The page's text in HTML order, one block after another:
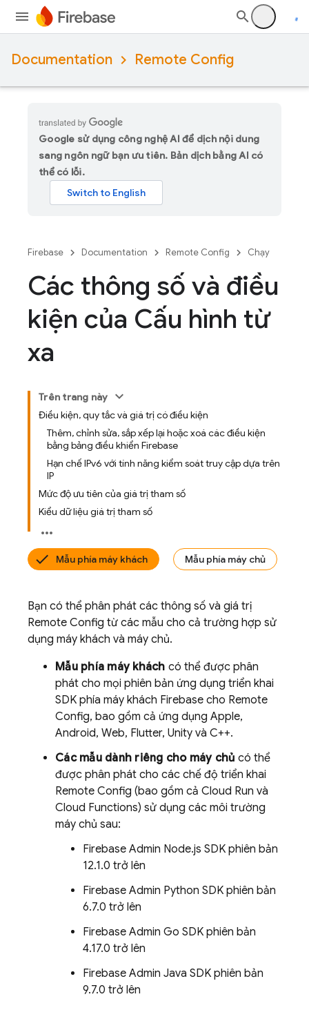
Documentation Remote Config
Google sử dụng công nghệ AI để dịch nội dung
sang ngôn ngữ bạn ưu tiên. Bản dịch bằng AI có
thể có lỗi.
Firebase Documentation Remote Config Chạy
Các thông số và điều
kiện của Cấu hình từ
xa
Trên trang này
Điều kiện, quy tắc và giá trị có điều kiện
Thêm, chỉnh sửa, sắp xếp lại hoặc xoá các điều kiện
bằng bảng điều khiển Firebase
Hạn chế IPv6 với tính năng kiểm soát truy cập dựa trên
IP
Mức độ ưu tiên của giá trị tham số
Kiểu dữ liệu giá trị tham số
Mẫu phía máy khách Mẫu phía máy chủ
Bạn có thể phân phát các thông số và giá trị
Remote Config từ các mẫu cho cả trường hợp sử
dụng máy khách và máy chủ.
Mẫu phía máy khách có thể được phân
phát cho mọi phiên bản ứng dụng triển khai
SDK phía máy khách Firebase cho Remote
Config, bao gồm cả ứng dụng Apple,
Android, Web, Flutter, Unity và C++.
Các mẫu dành riêng cho máy chủ có thể
được phân phát cho các chế độ triển khai
Remote Config (bao gồm cả Cloud Run và
Cloud Functions) sử dụng các môi trường
máy chủ sau:
Firebase Admin Node.js SDK phiên bản
12.1.0 trở lên
Firebase Admin Python SDK phiên bản
6.7.0 trở lên
Firebase Admin Go SDK phiên bản
4.17.0 trở lên
Firebase Admin Java SDK phiên bản
9.7.0 trở lên